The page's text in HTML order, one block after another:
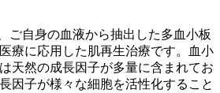
ご自身の血液から抽出した多血小板
療に応用した肌再生治療です。血小
天然の成長因子が多量に含まれてお
因子が様々な細胞を活性化すること